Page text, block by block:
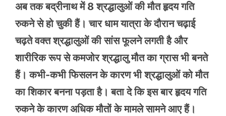
अब तक बद्रीनाथ में 8 श्रद्धालुओं की मौत हृदय गति
रुकने से हो चुकी हैं। चार धाम यात्रा के दौरान चढ़ाई
चढ़ते वक्त श्रद्धालुओं की सांस फूलने लगती है और
शारीरिक रूप से कमजोर श्रद्धालु मौत का ग्रास भी बनते
हैं। कभी-कभी फिसलन के कारण भी श्रद्धालुओं को मौत
का शिकार बनना पड़ता है। बता दे कि इस बार हृदय गति
रुकने के कारण अधिक मौतों के मामले सामने आए हैं।